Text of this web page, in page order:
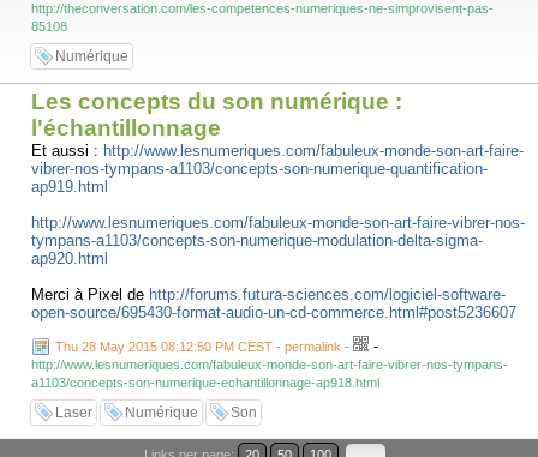
http://theconversation.com/les-competences-numeriques-ne-simprovisent-pas-
85108
Numérique
Les concepts du son numérique :
l'échantillonnage
Et aussi : http://www.lesnumeriques.com/fabuleux-monde-son-art-faire-
vibrer-nos-tympans-a1103/concepts-son-numerique-quantification-
ap919.html
http://www.lesnumeriques.com/fabuleux-monde-son-art-faire-vibrer-nos-
tympans-a1103/concepts-son-numerique-modulation-delta-sigma-
ap920.html
Merci à Pixel de http://forums.futura-sciences.com/logiciel-software-
open-source/695430-format-audio-un-cd-commerce.html#post5236607
Thu 28 May 2015 08:12:50 PM CEST - permalink - -
http://www.lesnumeriques.com/fabuleux-monde-son-art-faire-vibrer-nos-tympans-
a1103/concepts-son-numerique-echantillonnage-ap918.html
Laser Numérique Son
Links per page: 20 50 100